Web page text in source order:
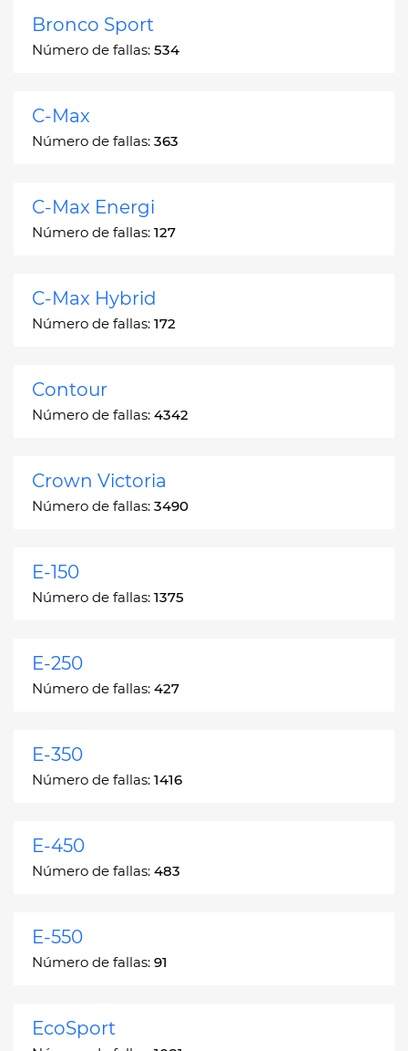
Bronco Sport
Número de fallas: 534
C-Max
Número de fallas: 363
C-Max Energi
Número de fallas: 127
C-Max Hybrid
Número de fallas: 172
Contour
Número de fallas: 4342
Crown Victoria
Número de fallas: 3490
E-150
Número de fallas: 1375
E-250
Número de fallas: 427
E-350
Número de fallas: 1416
E-450
Número de fallas: 483
E-550
Número de fallas: 91
EcoSport